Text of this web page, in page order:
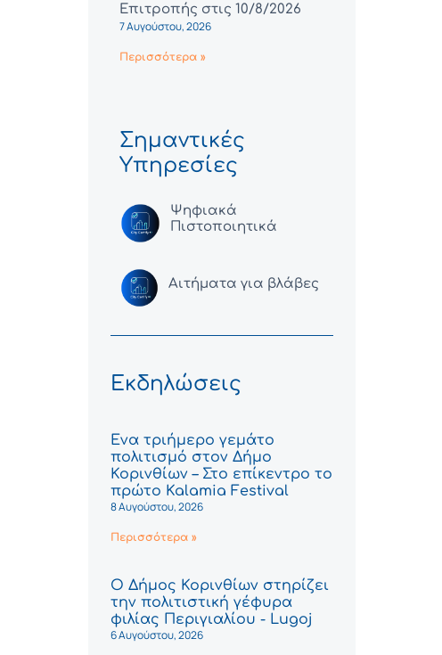
Επιτροπής στις 10/8/2026
7 Αυγούστου, 2026
Περισσότερα »
Σημαντικές
Υπηρεσίες
Ψηφιακά
Πιστοποιητικά
Αιτήματα για βλάβες
Εκδηλώσεις
Ένα τριήμερο γεμάτο
πολιτισμό στον Δήμο
Κορινθίων – Στο επίκεντρο το
πρώτο Kalamia Festival
8 Αυγούστου, 2026
Περισσότερα »
Ο Δήμος Κορινθίων στηρίζει
την πολιτιστική γέφυρα
φιλίας Περιγιαλίου - Lugoj
6 Αυγούστου, 2026